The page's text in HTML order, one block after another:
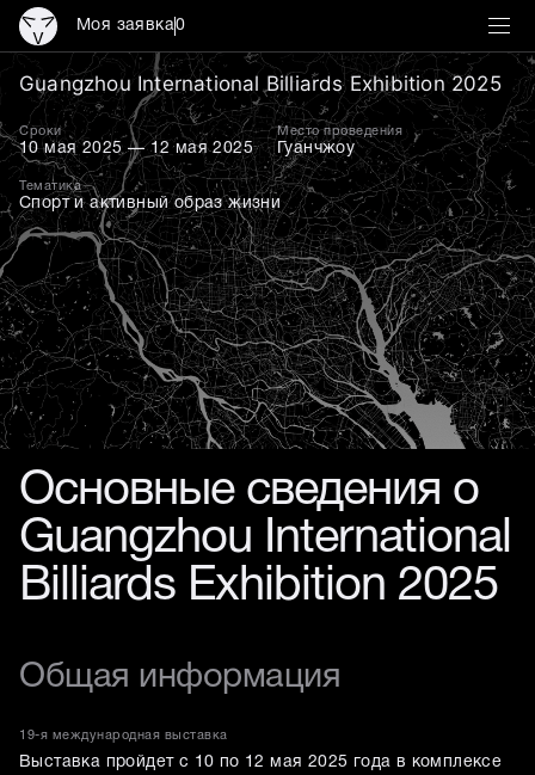
Моя заявка0
Guangzhou International
Guangzhou International Billiards Exhibition 2025
Сроки
10 мая 2025 — 12 мая 2025
Место проведения
Гуанчжоу
Тематика
Спорт и активный образ жизни
Основные сведения о
Guangzhou International
Billiards Exhibition 2025
Общая информация
19-я международная выставка
Выставка пройдет с 10 по 12 мая 2025 года в комплексе